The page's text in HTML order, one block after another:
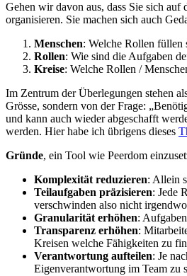
Gehen wir davon aus, dass Sie sich
organisieren. Sie machen sich auch
Menschen: Welche Rollen füllen
Rollen: Wie sind die Aufgaben
Kreise: Welche Rollen /
Im Zentrum der Überlegungen stehen
Grösse, sondern von der Frage:
und kann auch wieder abgeschafft
werden. Hier habe ich übrigens dieses
Gründe, ein Tool wie Peerdom
Komplexität reduzieren: Allein
Teilaufgaben präzisieren: Jede
verschwinden also nicht
Granularität erhöhen:
Transparenz erhöhen:
Kreisen welche Fähigkeiten zu
Verantwortung aufteilen: Je
Eigenverantwortung im Team zu